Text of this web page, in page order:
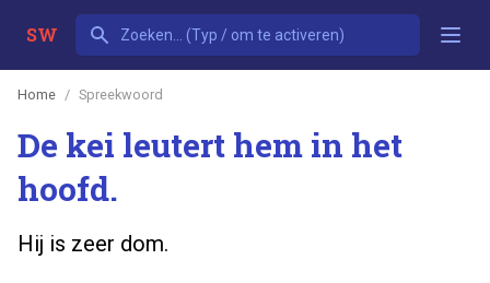
SW
Home Spreekwoord
De kei leutert hem in het
hoofd.
Hij is zeer dom.